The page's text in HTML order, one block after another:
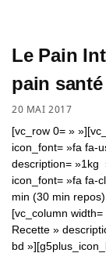
Le Pain
pain santé
20 MAI 2017
[vc_row 0= »
icon_font= »fa fa-
description= »1kg
icon_font= »fa fa-
min (30 min
[vc_column
Recette »
bd